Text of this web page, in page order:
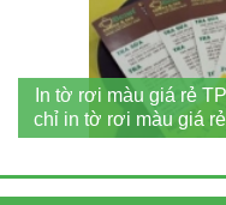
In tờ rơi màu giá rẻ
chỉ in tờ rơi màu giá